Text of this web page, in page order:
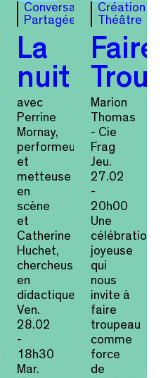
Conversation
Partagée
La
nuit
avec
Perrine
Mornay,
performeuse
et
metteuse
en
scène
et
Catherine
Huchet,
chercheuse
en
didactique.
Ven.
28.02
-
18h30
Mar.
Création
Théâtre
Faire
Marion
Thomas
- Cie
Frag
Jeu.
27.02
-
20h00
Une
célébration
joyeuse
qui
nous
invite à
faire
troupeau
comme
force
de